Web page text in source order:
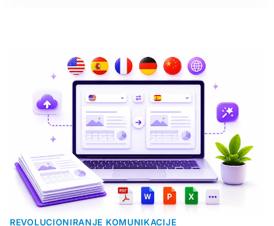
REVOLUCIONIRANJE KOMUNIKACIJE